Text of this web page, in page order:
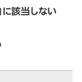
該当しない